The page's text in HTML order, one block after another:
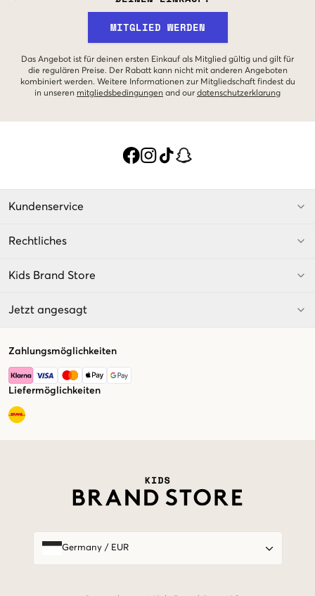
MITGLIED WERDEN
Das Angebot ist für deinen ersten Einkauf als Mitglied gültig und gilt für
die regulären Preise. Der Rabatt kann nicht mit anderen Angeboten
kombiniert werden. Weitere Informationen zur Mitgliedschaft findest du
in unseren mitgliedsbedingungen and our datenschutzerklarung
Kundenservice
Rechtliches
Kids Brand Store
Jetzt angesagt
Zahlungsmöglichkeiten
Liefermöglichkeiten
Germany/ EUR